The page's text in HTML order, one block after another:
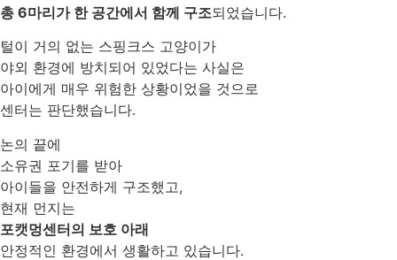
총 6마리가 한 공간에서 함께 구조되었습니다.
털이 거의 없는 스핑크스 고양이가
야외 환경에 방치되어 있었다는 사실은
아이에게 매우 위험한 상황이었을 것으로
센터는 판단했습니다.
논의 끝에
소유권 포기를 받아
아이들을 안전하게 구조했고,
현재 먼지는
포캣멍센터의 보호 아래
안정적인 환경에서 생활하고 있습니다.